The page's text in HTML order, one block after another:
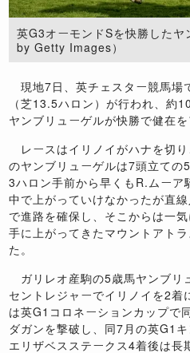
英G3オーモンドSを快勝した
by Getty Images）
現地7日、英チェスター競馬場
（芝13.5ハロン）が行われ、約
ヤンブリューゲルが快勝で健在を
レースはイリノイがハナを切
のヤンブリューゲルは7頭立ての
3ハロン手前から早くもR.ムーア
中で上がっていけなかったが直
で進路を確保し、そこからは一
手に上がってきたマウントアト
た。
ガリレオ産駒の5歳馬ヤンブリ
セントレジャーでイリノイを2
は英G1コロネーションカップで
ダガンを撃破し、同7月の英G1
エリザベスステークス4着後は長